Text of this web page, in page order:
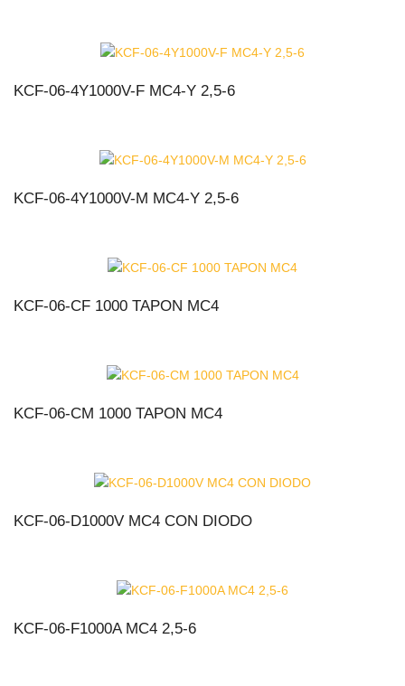
KCF-06-4Y1000V-F MC4-Y 2,5-6
KCF-06-4Y1000V-M MC4-Y 2,5-6
KCF-06-CF 1000 TAPON MC4
KCF-06-CM 1000 TAPON MC4
KCF-06-D1000V MC4 CON DIODO
KCF-06-F1000A MC4 2,5-6